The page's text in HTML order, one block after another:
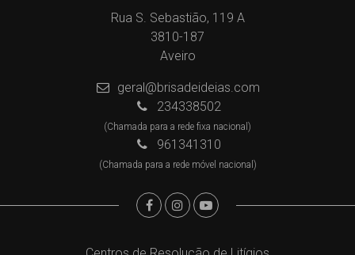
Rua S. Sebastião, 119 A
3810-187
Aveiro
geral@brisadeideias.com
234338502
(Chamada para a rede fixa nacional)
961341310
(Chamada para a rede móvel nacional)